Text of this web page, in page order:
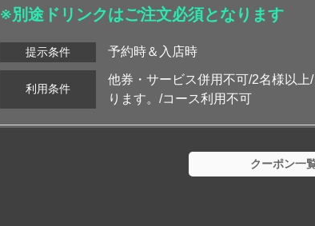
※別途ドリンクはご注文必須となります
提示条件 予約時＆入店時
利用条件
他券・サービス併用不可/2名様以
ります。/コース利用不可
クーポン一